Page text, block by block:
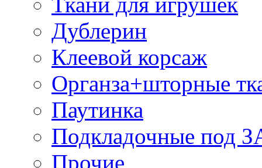
Дублерин
Клеевой корсаж
Органза+шторные
Паутинка
Подкладочные под
Прочие